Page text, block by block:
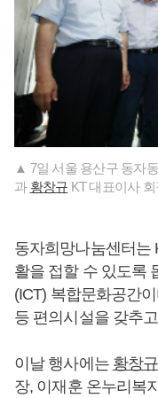
▲ 7일 서울 용산구 동자
과 황창규 KT 대표이사
동자희망나눔센터는
활을 접할 수 있도록
(ICT) 복합문화공간
등 편의시설을 갖추
이날 행사에는 황창규
장, 이재훈 온누리복